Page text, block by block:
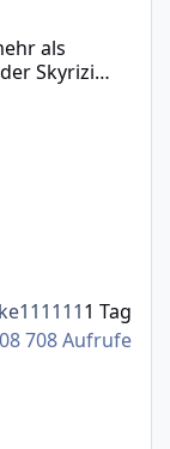
als
Skyrizi
708 Aufrufe
1 Tag